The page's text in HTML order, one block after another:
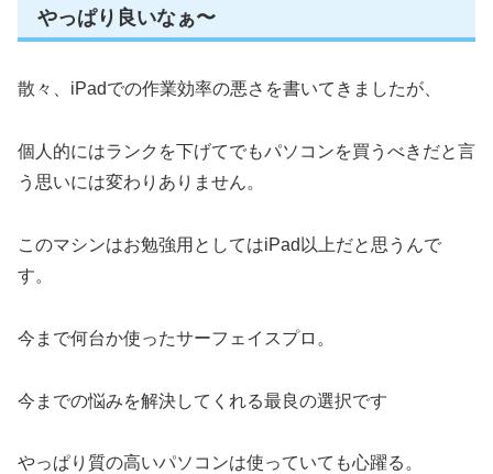
やっぱり良いなぁ〜
散々、iPadでの作業効率の悪さを書いてきましたが、
個人的にはランクを下げてでもパソコンを買うべきだと言
う思いには変わりありません。
このマシンはお勉強用としてはiPad以上だと思うんで
す。
今まで何台か使ったサーフェイスプロ。
今までの悩みを解決してくれる最良の選択です
やっぱり質の高いパソコンは使っていても心躍る。